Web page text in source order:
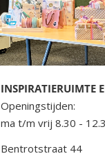
INSPIRATIERUIMTE
Openingstijden:
ma t/m vrij 8.30 -
Bentrotstraat 44